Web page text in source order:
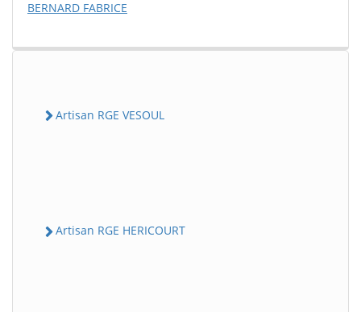
BERNARD FABRICE
Artisan RGE VESOUL
Artisan RGE HERICOURT